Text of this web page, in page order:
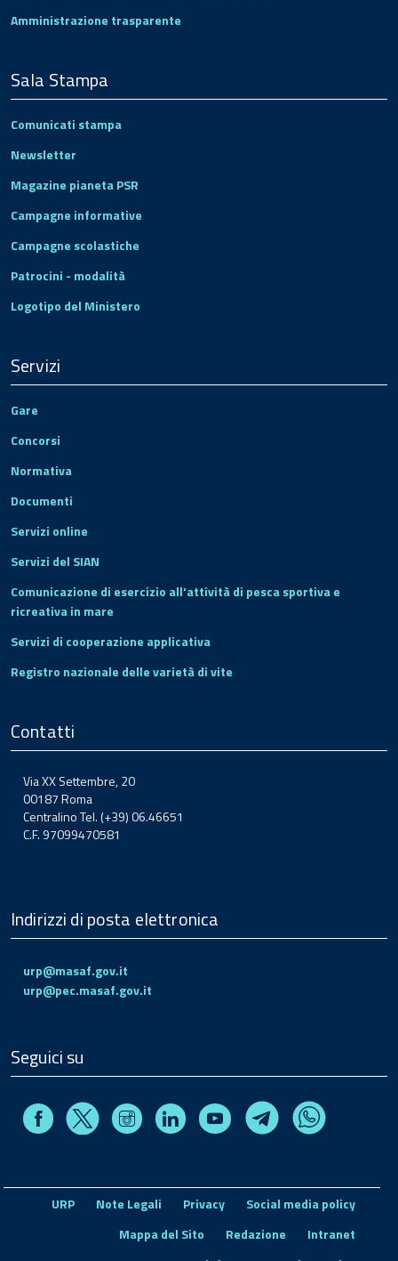
Amministrazione trasparente
Sala Stampa
Comunicati stampa
Newsletter
Magazine pianeta PSR
Campagne informative
Campagne scolastiche
Patrocini - modalità
Logotipo del Ministero
Servizi
Gare
Concorsi
Normativa
Documenti
Servizi online
Servizi del SIAN
Comunicazione di esercizio all'attività di pesca sportiva e
ricreativa in mare
Servizi di cooperazione applicativa
Registro nazionale delle varietà di vite
Contatti
Via XX Settembre, 20
00187 Roma
Centralino Tel. (+39) 06.46651
C.F. 97099470581
Indirizzi di posta elettronica
urp@masaf.gov.it
urp@pec.masaf.gov.it
Seguici su
FacebookX InstagramLinkedin Youtube TelegramWhatsapp
URP Note Legali Privacy
Social media policy
Mappa del Sito
Redazione
Intranet